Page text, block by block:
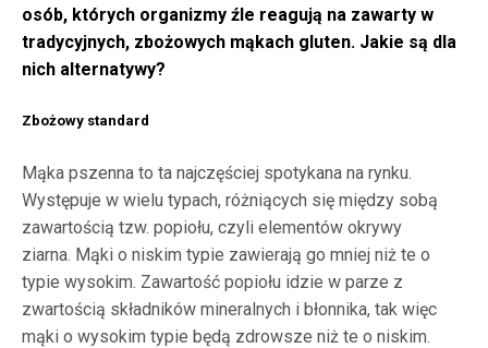
osób, których organizmy źle reagują na zawarty w
tradycyjnych, zbożowych mąkach gluten. Jakie są dla
nich alternatywy?
Zbożowy standard
Mąka pszenna to ta najczęściej spotykana na rynku.
Występuje w wielu typach, różniących się między sobą
zawartością tzw. popiołu, czyli elementów okrywy
ziarna. Mąki o niskim typie zawierają go mniej niż te o
typie wysokim. Zawartość popiołu idzie w parze z
zwartością składników mineralnych i błonnika, tak więc
mąki o wysokim typie będą zdrowsze niż te o niskim.